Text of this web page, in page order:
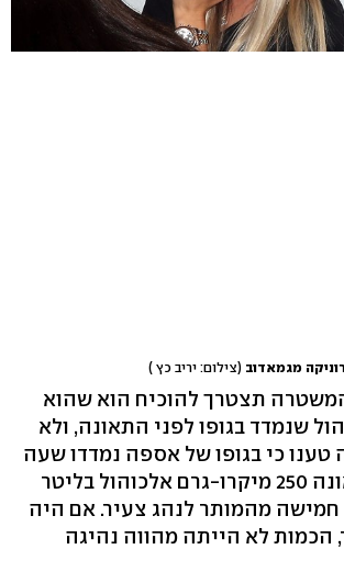
מגמאדוב (צילום: יריב כץ )
תצטרך להוכיח הוא שהוא
שנמדד בגופו לפני התאונה, ולא
כי בגופו של אספה נמדדו שעה
וחצי לאחר התאונה 250 מיקרו-גרם אלכוהול בליטר
חמישה מהמותר לנהג צעיר. אם היה
הכמות לא הייתה מהווה נהיגה